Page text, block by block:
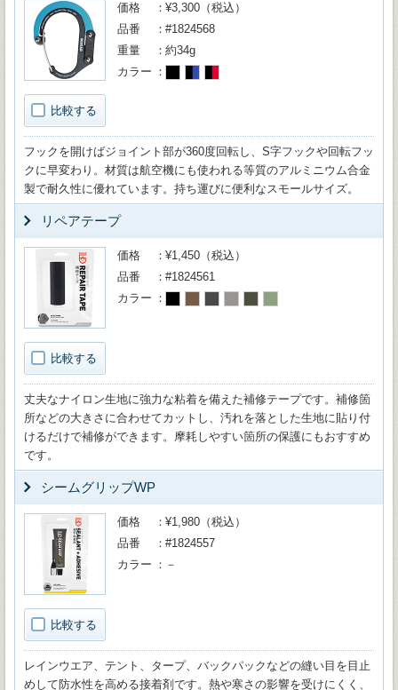
比較する
価格
¥3,300（税込）
品番
#1824568
重量
約34g
カラー
フックを開けばジョイント部が360度回転し、S字フックや回転フッ
クに早変わり。材質は航空機にも使われる等質のアルミニウム合金
製で耐久性に優れています。持ち運びに便利なスモールサイズ。
リペアテープ
比較する
価格
¥1,450（税込）
品番
#1824561
カラー
丈夫なナイロン生地に強力な粘着を備えた補修テープです。補修箇
所などの大きさに合わせてカットし、汚れを落とした生地に貼り付
けるだけで補修ができます。摩耗しやすい箇所の保護にもおすすめ
です。
シームグリップWP
比較する
価格
¥1,980（税込）
品番
#1824557
カラー
－
レインウエア、テント、タープ、バックパックなどの縫い目を目止
めして防水性を高める接着剤です。熱や寒さの影響を受けにくく、